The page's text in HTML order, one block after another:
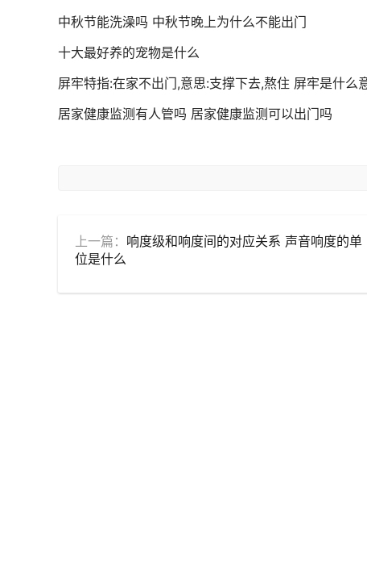
中秋节能洗澡吗 中秋节晚上为什么不能出门
十大最好养的宠物是什么
屏牢特指:在家不出门,意思:支撑下去,熬住 屏牢是什么
居家健康监测有人管吗 居家健康监测可以出门吗
上一篇： 响度级和响度间的对应关系 声音响度的单
位是什么